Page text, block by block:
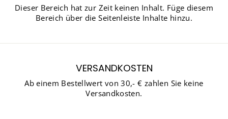
Dieser Bereich hat zur Zeit keinen Inhalt. Füge diesem
Bereich über die Seitenleiste Inhalte hinzu.
VERSANDKOSTEN
Ab einem Bestellwert von 30,- € zahlen Sie keine
Versandkosten.